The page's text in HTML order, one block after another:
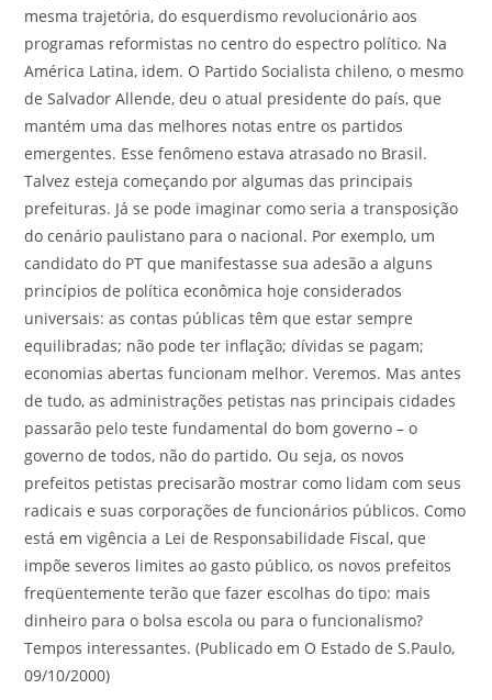
mesma trajetória, do esquerdismo revolucionário aos
programas reformistas no centro do espectro político. Na
América Latina, idem. O Partido Socialista chileno, o mesmo
de Salvador Allende, deu o atual presidente do país, que
mantém uma das melhores notas entre os partidos
emergentes. Esse fenômeno estava atrasado no Brasil.
Talvez esteja começando por algumas das principais
prefeituras. Já se pode imaginar como seria a transposição
do cenário paulistano para o nacional. Por exemplo, um
candidato do PT que manifestasse sua adesão a alguns
princípios de política econômica hoje considerados
universais: as contas públicas têm que estar sempre
equilibradas; não pode ter inflação; dívidas se pagam;
economias abertas funcionam melhor. Veremos. Mas antes
de tudo, as administrações petistas nas principais cidades
passarão pelo teste fundamental do bom governo – o
governo de todos, não do partido. Ou seja, os novos
prefeitos petistas precisarão mostrar como lidam com seus
radicais e suas corporações de funcionários públicos. Como
está em vigência a Lei de Responsabilidade Fiscal, que
impõe severos limites ao gasto público, os novos prefeitos
freqüentemente terão que fazer escolhas do tipo: mais
dinheiro para o bolsa escola ou para o funcionalismo?
Tempos interessantes. (Publicado em O Estado de S.Paulo,
09/10/2000)